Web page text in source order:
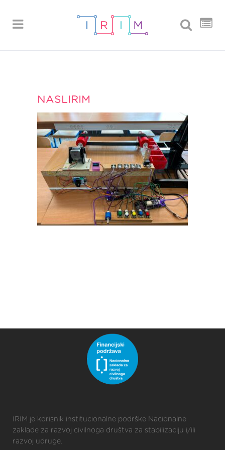
NASLIRIM
IRIM je korisnik institucionalne podrške Nacionalne
zaklade za razvoj civilnoga društva za stabilizaciju i/ili
razvoj udruge.